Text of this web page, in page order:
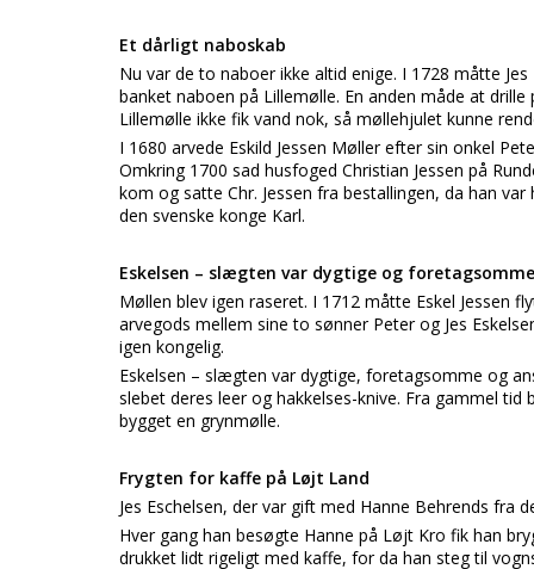
Et dårligt naboskab
Nu var de to naboer ikke altid enige. I 1728 måtte
banket naboen på Lillemølle. En anden måde at
Lillemølle ikke fik vand nok, så møllehjulet kunne
I 1680 arvede Eskild Jessen Møller efter sin onkel
Omkring 1700 sad husfoged Christian Jessen på
kom og satte Chr. Jessen fra bestallingen, da han
den svenske konge Karl.
Eskelsen – slægten var dygtige og foretagsomme
Møllen blev igen raseret. I 1712 måtte Eskel Jessen
arvegods mellem sine to sønner Peter og Jes
igen kongelig.
Eskelsen – slægten var dygtige, foretagsomme og
slebet deres leer og hakkelses-knive. Fra gammel
bygget en grynmølle.
Frygten for kaffe på Løjt Land
Jes Eschelsen, der var gift med Hanne Behrends
Hver gang han besøgte Hanne på Løjt Kro fik han
drukket lidt rigeligt med kaffe, for da han steg til